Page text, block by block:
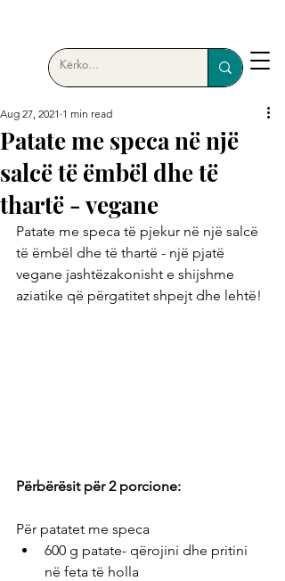
Patate me speca në një
salcë të ëmbël dhe të
thartë - vegane
Aug 27, 2021 1 min read
Patate me speca të pjekur në një salcë
të ëmbël dhe të thartë - një pjatë
vegane jashtëzakonisht e shijshme
aziatike që përgatitet shpejt dhe lehtë!
Përbërësit për 2 porcione:
Për patatet me speca
600 g patate- qërojini dhe pritini
në feta të holla